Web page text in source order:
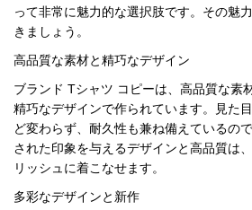
録
ー
管
理
ら
せ2026人気特集
バッグ
財布
時計
服
ズボン
衣装セット
靴
住まい用品
アクセサリー
ベルト
スカーフ
アイフォーンケ
ース
小物
最
って非常に魅力的な選択肢です。その魅
きましょう。
高品質な素材と精巧なデザイン
ブランド Tシャツ コピーは、高品質な素
精巧なデザインで作られています。見た
ど変わらず、耐久性も兼ね備えているの
された印象を与えるデザインと高品質は
リッシュに着こなせます。
多彩なデザインと新作